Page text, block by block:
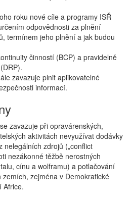
roku nové cíle a programy ISŘ
odpovědnosti za plnění
termínem jeho plnění a jak budou
činností (BCP) a pravidelně
zavazuje plnit aplikovatelné
informací.
zavazuje při opravárenských,
aktivitách nevyužívat dodávky
nelegálních zdrojů („conflict
nezákonné těžbě nerostných
cínu a wolframu) a potlačování
zejména v Demokratické
Africe.